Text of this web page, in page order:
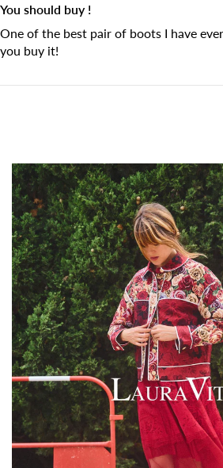
You should buy !
One of the best pair of boots I have
you buy it!